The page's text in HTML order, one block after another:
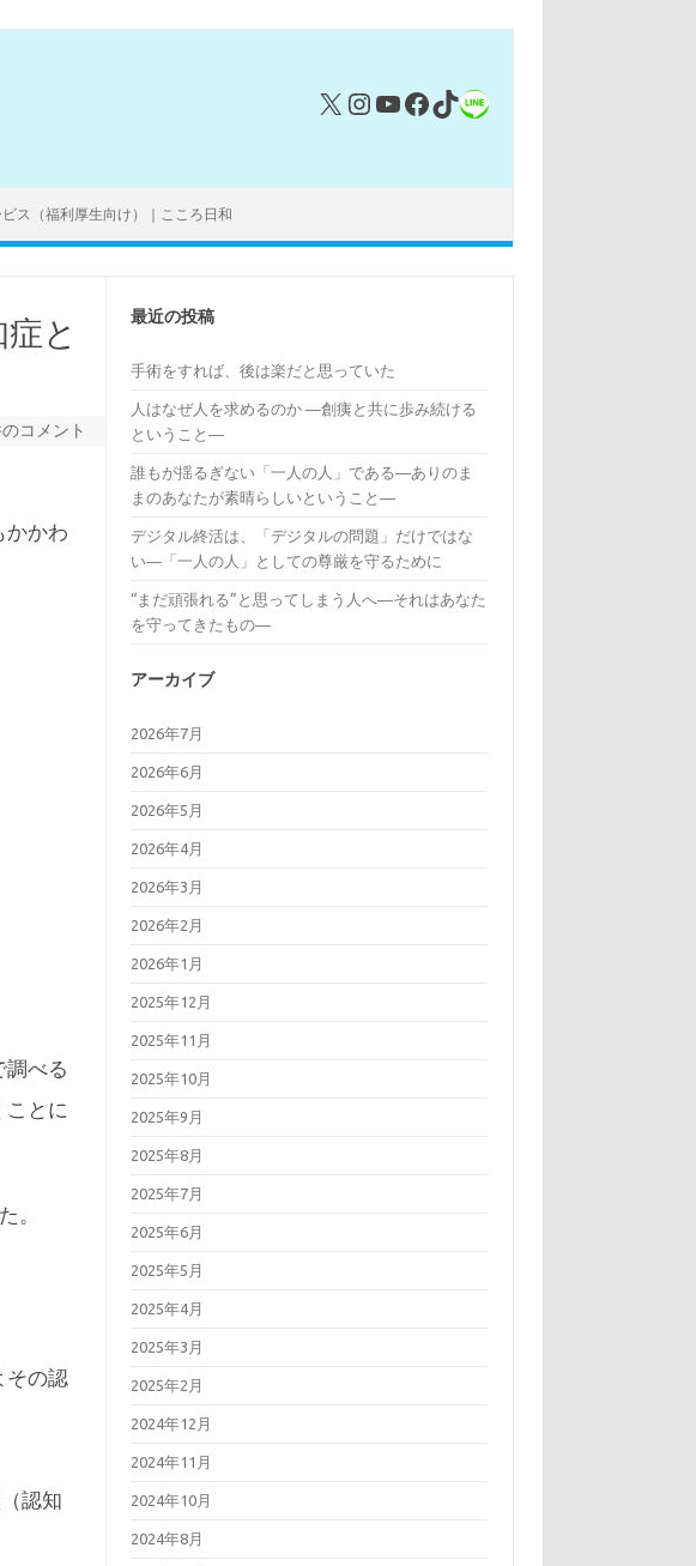
X Instagram
YouTube
Facebook
TikTok
リンク
ス（福利厚生向け）｜こころ日和
と
コメント
かかわ
調べる
ことに
。
の認
認知
最近の投稿
手術をすれば、後は楽だと思っていた
人はなぜ人を求めるのか ―創痍と共に歩み続ける
ということ―
誰もが揺るぎない「一人の人」である―ありのま
まのあなたが素晴らしいということ―
デジタル終活は、「デジタルの問題」だけではな
い―「一人の人」としての尊厳を守るために
“まだ頑張れる”と思ってしまう人へ―それはあなた
を守ってきたもの―
アーカイブ
2026年7月
2026年6月
2026年5月
2026年4月
2026年3月
2026年2月
2026年1月
2025年12月
2025年11月
2025年10月
2025年9月
2025年8月
2025年7月
2025年6月
2025年5月
2025年4月
2025年3月
2025年2月
2024年12月
2024年11月
2024年10月
2024年8月